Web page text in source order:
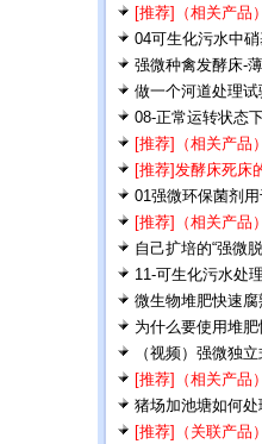
[推荐]（相关产品
04可生化污水中
强微种禽发酵床-
做一个河道处理
08-正常运转状态
[推荐]（相关产品
[推荐]发酵床死床
01强微环保菌剂
[推荐]（相关产品
自己扩培的“强微
11-可生化污水处
微生物堆肥快速
为什么要使用堆肥
（视频）强微独
[推荐]（相关产品
猪场加池塘如何
[推荐]（关联产